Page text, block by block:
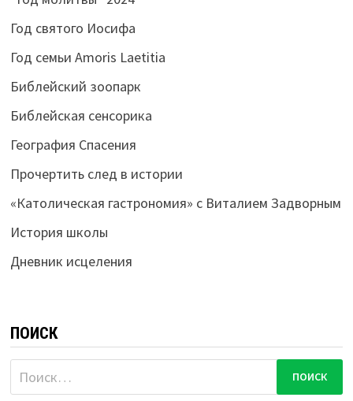
Год святого Иосифа
Год семьи Amoris Laetitia
Библейский зоопарк
Библейская сенсорика
География Спасения
Прочертить след в истории
«Католическая гастрономия» с Виталием Задворным
История школы
Дневник исцеления
ПОИСК
Найти: